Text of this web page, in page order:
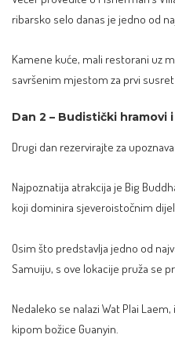
ribarsko selo danas je jedno od
Kamene kuće, mali restorani uz
savršenim mjestom za prvi
Dan 2 – Budistički hramovi
Drugi dan rezervirajte za
Najpoznatija atrakcija je Big
koji dominira sjeveroistočnim
Osim što predstavlja jedno od
Samuiju, s ove lokacije pruža se
Nedaleko se nalazi Wat Plai
kipom božice Guanyin.